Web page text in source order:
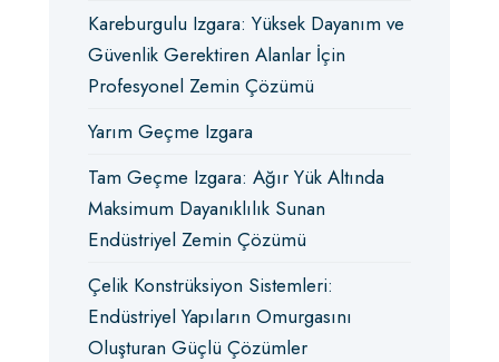
Kareburgulu Izgara: Yüksek Dayanım ve
Güvenlik Gerektiren Alanlar İçin
Profesyonel Zemin Çözümü
Yarım Geçme Izgara
Tam Geçme Izgara: Ağır Yük Altında
Maksimum Dayanıklılık Sunan
Endüstriyel Zemin Çözümü
Çelik Konstrüksiyon Sistemleri:
Endüstriyel Yapıların Omurgasını
Oluşturan Güçlü Çözümler